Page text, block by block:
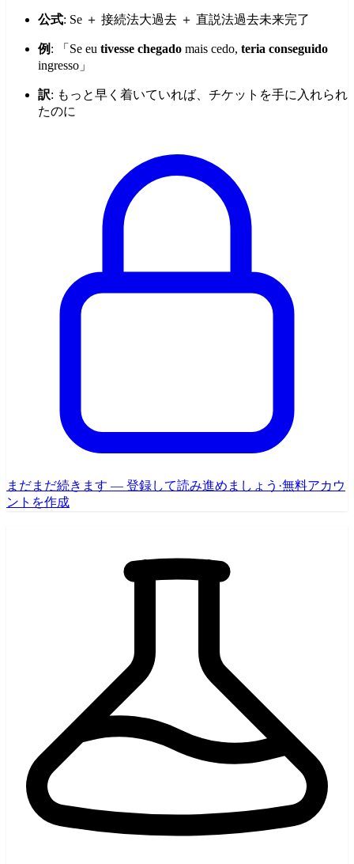
公式: Se ＋ 接続法大過去 ＋ 直説法過去未来完了
例 : 「Se eu tivesse chegado mais cedo, teria conseguido
ingresso」
訳: もっと早く着いていれば、チケットを手に入れられ
たのに
まだまだ続きます — 登録して読み進めましょう ·無料アカウ
ントを作成